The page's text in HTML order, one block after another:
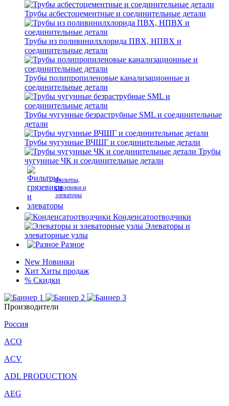
Трубы асбестоцементные и соединительные детали
Трубы из поливинилхлорида ПВХ, НПВХ и
соединительные детали
Трубы полипропиленовые канализационные и
соединительные детали
Трубы чугунные безраструбные SML и соединительные
детали
Трубы чугунные ВЧШГ и соединительные детали
Трубы
чугунные ЧК и соединительные детали
Фильтры,
грязевики и
элеваторы
Конденсатоотводчики
Элеваторы и
элеваторные узлы
Разное
New Новинки
Хит Хиты продаж
% Скидки
Производители
Россия
ACO
ACV
ADL PRODUCTION
AEG